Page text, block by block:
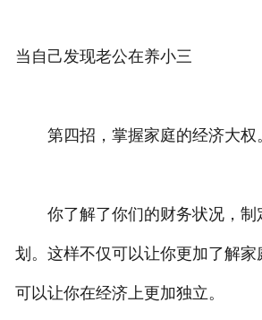
当自己发现老公在养小三
第四招，掌握家庭的经济大权
你了解了你们的财务状况，制
划。这样不仅可以让你更加了解
可以让你在经济上更加独立。